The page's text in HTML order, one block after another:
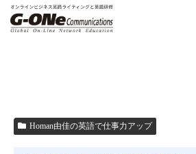
Homan由佳の英語で仕事力アップ